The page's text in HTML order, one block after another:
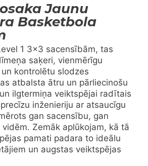
Jaunu
Basketbola
1 3×3 sacensībām, tas
saķeri, vienmērīgu
kontrolētu slodzes
atbalsta ātru un pārliecinošu
ilgtermiņa veiktspējai radītais
inženieriju ar atsaucīgu
gan sacensību, gan
Zemāk aplūkojam, kā tā
pamati padara to ideālu
un augstas veiktspējas